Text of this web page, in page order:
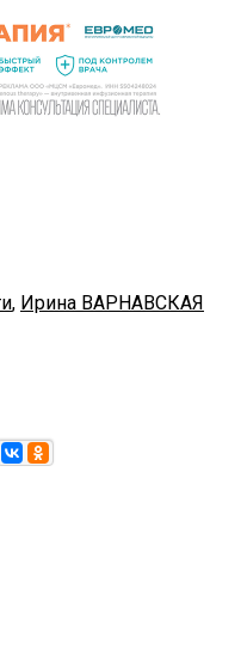
, Ирина ВАРНАВСКАЯ